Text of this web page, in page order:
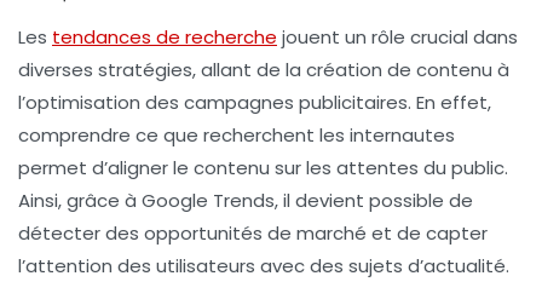
Les tendances de recherche jouent un rôle crucial dans
diverses stratégies, allant de la création de contenu à
l’optimisation des campagnes publicitaires. En effet,
comprendre ce que recherchent les internautes
permet d’aligner le contenu sur les attentes du public.
Ainsi, grâce à Google Trends, il devient possible de
détecter des opportunités de marché et de capter
l’attention des utilisateurs avec des sujets d’actualité.